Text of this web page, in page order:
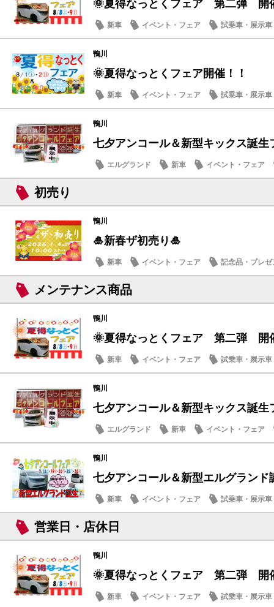
🌞夏得なっとくフェア 第二弾 開
新車 イベント・フェア
試乗車・展示車
営業日・店休日
鴨川
🌞夏得なっとくフェア開催！！
新車 イベント・フェア 試乗車・展示車
鴨川
七夕アンコール＆新型キックス誕
エルグランド 新車
イベント・フェア
メンテナンス商品
初売り
鴨川
🎍新春ザ初売り🎍
新車 イベント・フェア
記念品・プレゼ
メンテナンス商品
メンテナンス商品
鴨川
🌞夏得なっとくフェア 第二弾 開
新車 イベント・フェア
試乗車・展示車
営業日・店休日
鴨川
七夕アンコール＆新型キックス誕
エルグランド 新車
イベント・フェア
メンテナンス商品
鴨川
七夕アンコール＆新型エルグランド
新車 イベント・フェア
試乗車・展示車
メンテナンス商品
営業日・店休日
鴨川
🌞夏得なっとくフェア 第二弾 開
新車 イベント・フェア
試乗車・展示車